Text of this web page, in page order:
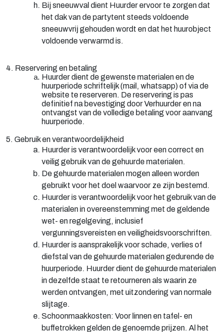
Bij sneeuwval dient Huurder ervoor te zorgen dat
het dak van de partytent steeds voldoende
sneeuwvrij gehouden wordt en dat het huurobject
voldoende verwarmd is.
4. Reservering en betaling
Huurder dient de gewenste materialen en de
huurperiode schriftelijk (mail, whatsapp) of via de
website te reserveren. De reservering is pas
definitief na bevestiging door Verhuurder en na
ontvangst van de volledige betaling voor aanvang
huurperiode.
5. Gebruik en verantwoordelijkheid
Huurder is verantwoordelijk voor een correct en
veilig gebruik van de gehuurde materialen.
De gehuurde materialen mogen alleen worden
gebruikt voor het doel waarvoor ze zijn bestemd.
Huurder is verantwoordelijk voor het gebruik van de
materialen in overeenstemming met de geldende
wet- en regelgeving, inclusief
vergunningsvereisten en veiligheidsvoorschriften.
Huurder is aansprakelijk voor schade, verlies of
diefstal van de gehuurde materialen gedurende de
huurperiode. Huurder dient de gehuurde materialen
in dezelfde staat te retourneren als waarin ze
werden ontvangen, met uitzondering van normale
slijtage.
Schoonmaakkosten: Voor linnen en tafel- en
buffetrokken gelden de genoemde prijzen. Al het